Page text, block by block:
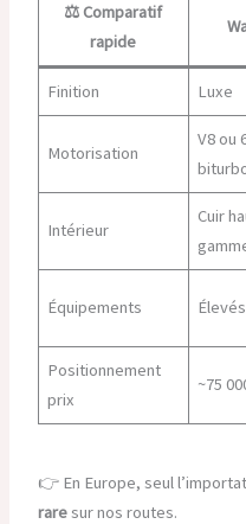
⚖️ Comparatif
rapide
Finition Luxe
Motorisation
V8 ou
Intérieur
Cuir
Équipements Élevés
Positionnement
prix
~75
👉 En Europe, seul
raresur nos routes.